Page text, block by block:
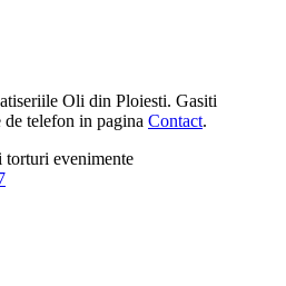
Oli din Ploiesti. Gasiti
de telefon in pagina Contact.
torturi evenimente